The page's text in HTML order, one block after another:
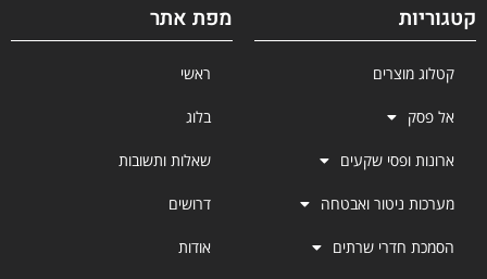
קטגוריות
קטלוג מוצרים
אל פסק
ארונות ופסי שקעים
מערכות ניטור ואבטחה
הסמכת חדרי שרתים
מפת אתר
ראשי
בלוג
שאלות ותשובות
דרושים
אודות